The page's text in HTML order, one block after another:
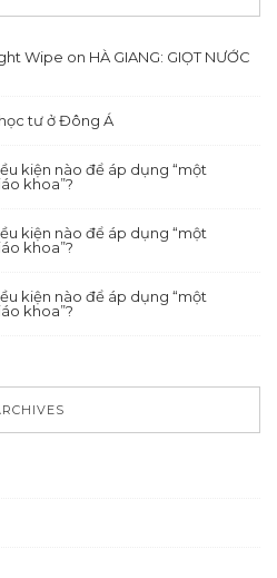
Wipe on HÀ GIANG: GIỌT NƯỚC
tư ở Đông Á
kiện nào để áp dụng “một
khoa”?
kiện nào để áp dụng “một
khoa”?
kiện nào để áp dụng “một
khoa”?